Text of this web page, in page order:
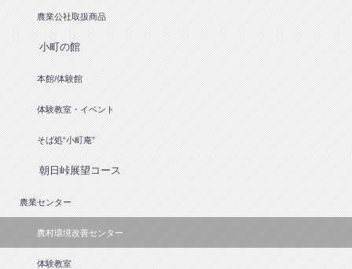
農業公社取扱商品
小町の館
本館/体験館
体験教室・イベント
そば処“小町庵”
朝日峠展望コース
農業センター
農村環境改善センター
体験教室